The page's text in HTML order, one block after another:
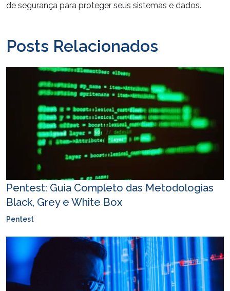
de segurança para proteger seus sistemas e dados.
Posts Relacionados
Pentest: Guia Completo das Metodologias
Black, Grey e White Box
Pentest